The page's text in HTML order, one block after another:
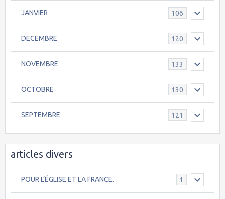
JANVIER 106
DECEMBRE 120
NOVEMBRE 133
OCTOBRE 130
SEPTEMBRE 121
articles divers
POUR L’ÉGLISE ET LA FRANCE. 1